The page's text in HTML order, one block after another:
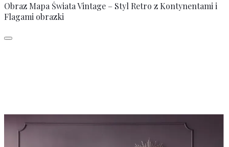
Obraz Mapa Świata Vintage – Styl Retro z Kontynentami i
Flagami obrazki